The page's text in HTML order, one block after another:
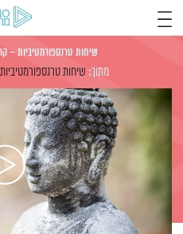
שיחות טרנספורמטיביות –
מתוך: שיחות טרנספורמטיביות